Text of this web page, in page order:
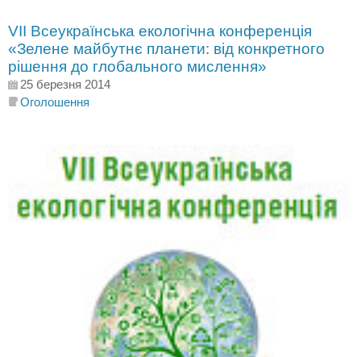
VII Всеукраїнська екологічна конференція
«Зелене майбутнє планети: від конкретного
рішення до глобального мислення»
25 березня 2014
Оголошення